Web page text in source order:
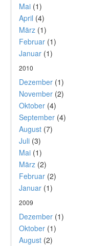
Mai (1)
April (4)
März (1)
Februar (1)
Januar (1)
2010
Dezember (1)
November (2)
Oktober (4)
September (4)
August (7)
Juli (3)
Mai (1)
März (2)
Februar (2)
Januar (1)
2009
Dezember (1)
Oktober (1)
August (2)